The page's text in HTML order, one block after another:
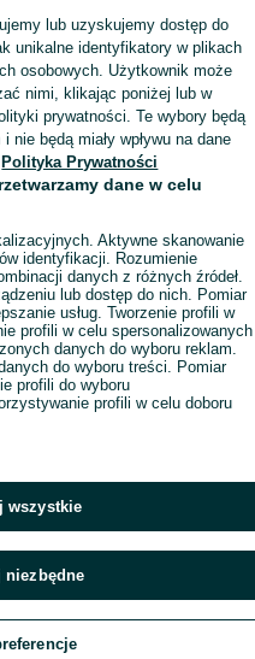
lub uzyskujemy dostęp do
unikalne identyfikatory w plikach
osobowych. Użytkownik może
nimi, klikając poniżej lub w
prywatności. Te wybory będą
nie będą miały wpływu na dane
Polityka Prywatności
dane w celu
Aktywne skanowanie
identyfikacji. Rozumienie
danych z różnych źródeł.
lub dostęp do nich. Pomiar
usług. Tworzenie profili w
profili w celu spersonalizowanych
danych do wyboru reklam.
do wyboru treści. Pomiar
profili do wyboru
profili w celu doboru
wszystkie
niezbędne